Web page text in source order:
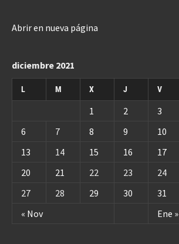
Abrir en nueva página
diciembre 2021
L M X J V
« Nov Ene »
1 2 3
6
7 8 9 10
13
14 15 16 17
20
21 22 23 24
27
28 29 30 31